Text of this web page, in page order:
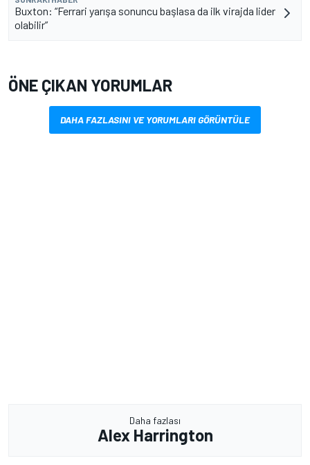
Buxton: “Ferrari yarışa sonuncu başlasa da ilk virajda lider
olabilir”
ÖNE ÇIKAN YORUMLAR
DAHA FAZLASINI VE YORUMLARI GÖRÜNTÜLE
Daha fazlası
Alex Harrington